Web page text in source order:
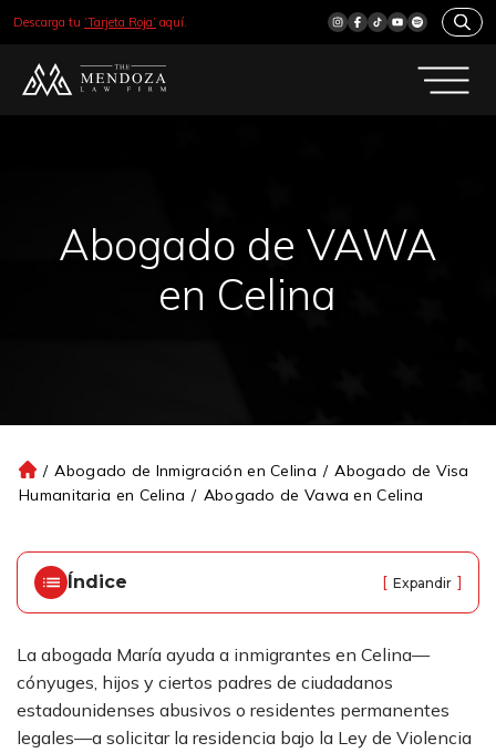
Descarga tu ‘Tarjeta Roja’ aquí.
Abogado de VAWA
en Celina
Ini
ci
/ Abogado de Inmigración en Celina / Abogado de Visa
Humanitaria en Celina / Abogado de Vawa en Celina
Índice [ Expandir ]
La abogada María ayuda a inmigrantes en Celina—
cónyuges, hijos y ciertos padres de ciudadanos
estadounidenses abusivos o residentes permanentes
legales—a solicitar la residencia bajo la Ley de Violencia